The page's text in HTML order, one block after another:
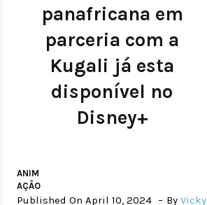
panafricana em
parceria com a
Kugali já esta
disponível no
Disney+
ANIM
AÇÃO
Published On April 10, 2024 By Vicky